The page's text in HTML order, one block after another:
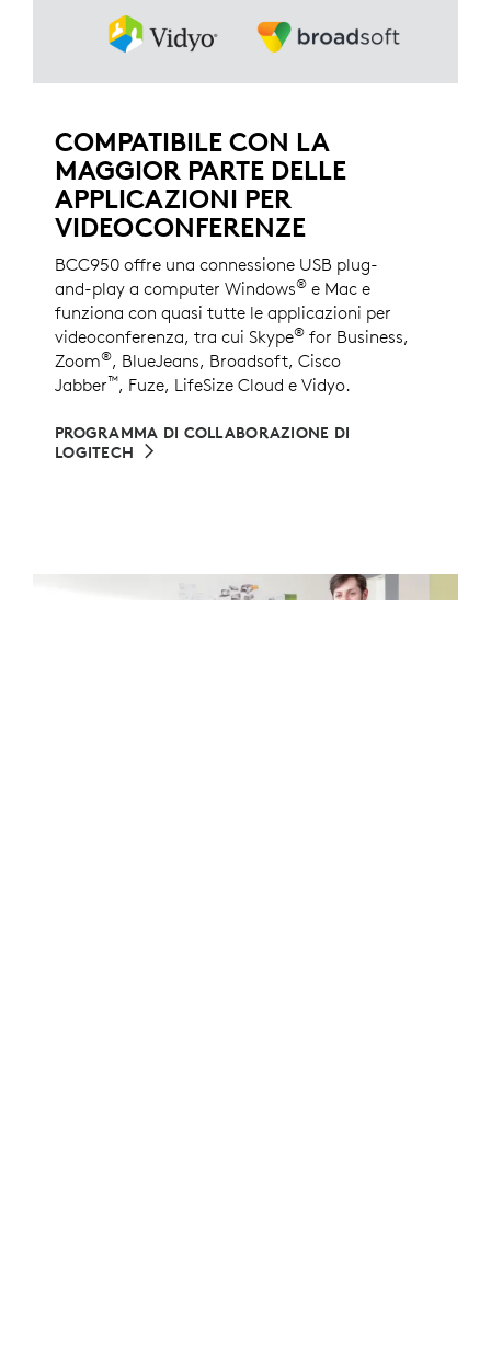
COMPATIBILE CON LA
MAGGIOR PARTE DELLE
APPLICAZIONI PER
VIDEOCONFERENZE
BCC950 offre una connessione USB plug-
and-play a computer Windows® e Mac e
funziona con quasi tutte le applicazioni per
videoconferenza, tra cui Skype® for Business,
Zoom®, BlueJeans, Broadsoft, Cisco
Jabber™, Fuze, LifeSize Cloud e Vidyo.
PROGRAMMA DI COLLABORAZIONE DI
LOGITECH